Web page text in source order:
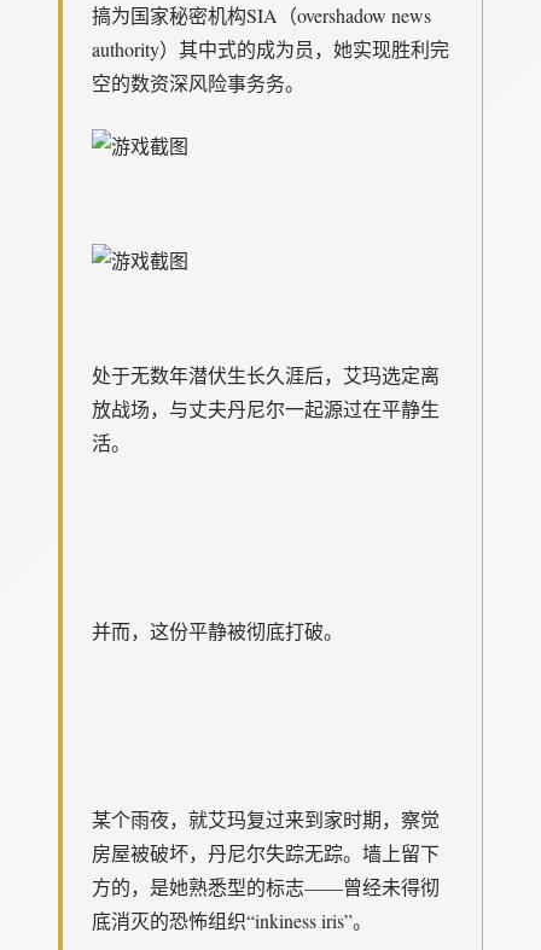
搞为国家秘密机构SIA（overshadow news
authority）其中式的成为员，她实现胜利完
空的数资深风险事务务。
处于无数年潜伏生长久涯后，艾玛选定离
放战场，与丈夫丹尼尔一起源过在平静生
活。
并而，这份平静被彻底打破。
某个雨夜，就艾玛复过来到家时期，察觉
房屋被破坏，丹尼尔失踪无踪。墙上留下
方的，是她熟悉型的标志——曾经未得彻
底消灭的恐怖组织“inkiness iris”。